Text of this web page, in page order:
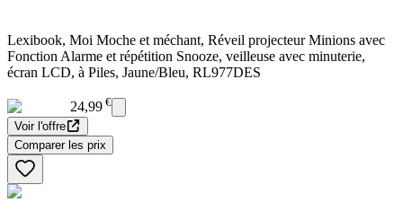
Lexibook, Moi Moche et méchant, Réveil projecteur Minions avec
Fonction Alarme et répétition Snooze, veilleuse avec minuterie,
écran LCD, à Piles, Jaune/Bleu, RL977DES
24,99 €
Voir l'offre
Comparer les prix